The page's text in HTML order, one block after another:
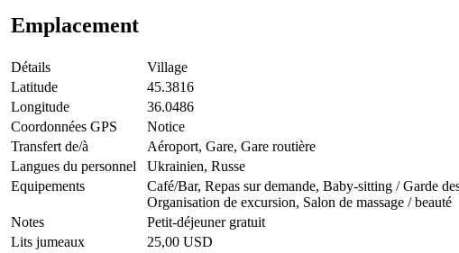
Emplacement
Détails
Village
Latitude
45.3816
Longitude
36.0486
Coordonnées GPS
Notice
Transfert de/à
Aéroport, Gare, Gare routière
Langues du personnel
Ukrainien, Russe
Equipements
Café/Bar, Repas sur demande, Baby-sitting / Garde
Organisation de excursion, Salon de massage / beauté
Notes
Petit-déjeuner gratuit
Lits jumeaux
25,00 USD